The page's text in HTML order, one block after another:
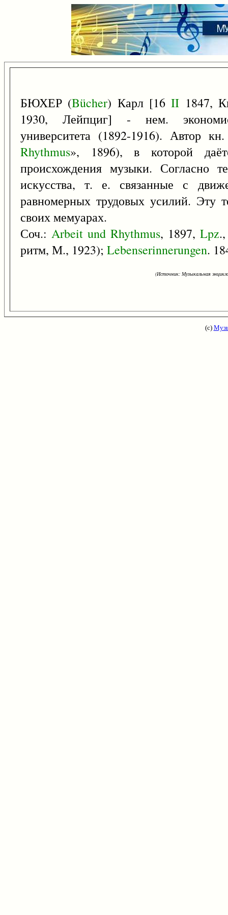
БЮХЕР (Bücher) Карл [16II 1847,
1930, Лейпциг] - нем.
университета (1892-1916). Автор
Rhythmus», 1896), в которой
происхождения музыки. Согласно
искусства, т. е. связанные с
равномерных трудовых усилий. Эту
своих мемуарах.
Соч.:Arbeit und Rhythmus, 1897,Lpz
ритм, М., 1923); Lebenserinnerungen.
(Источник: Музыкальная
(с)